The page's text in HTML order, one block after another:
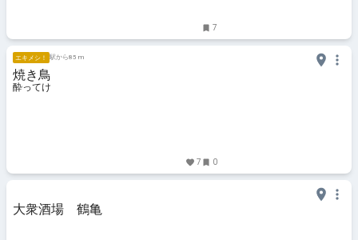
7
エキメシ！ 駅から85 m
焼き鳥
酔ってけ
7 0
大衆酒場 鶴亀